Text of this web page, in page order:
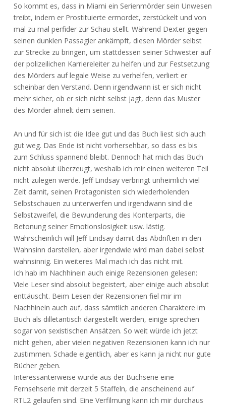
So kommt es, dass in Miami ein Serienmörder sein Unwesen
treibt, indem er Prostituierte ermordet, zerstückelt und von
mal zu mal perfider zur Schau stellt. Während Dexter gegen
seinen dunklen Passagier ankämpft, diesen Mörder selbst
zur Strecke zu bringen, um stattdessen seiner Schwester auf
der polizeilichen Karriereleiter zu helfen und zur Festsetzung
des Mörders auf legale Weise zu verhelfen, verliert er
scheinbar den Verstand. Denn irgendwann ist er sich nicht
mehr sicher, ob er sich nicht selbst jagt, denn das Muster
des Mörder ähnelt dem seinen.
An und für sich ist die Idee gut und das Buch liest sich auch
gut weg. Das Ende ist nicht vorhersehbar, so dass es bis
zum Schluss spannend bleibt. Dennoch hat mich das Buch
nicht absolut überzeugt, weshalb ich mir einen weiteren Teil
nicht zulegen werde. Jeff Lindsay verbringt unheimlich viel
Zeit damit, seinen Protagonisten sich wiederholenden
Selbstschauen zu unterwerfen und irgendwann sind die
Selbstzweifel, die Bewunderung des Konterparts, die
Betonung seiner Emotionslosigkeit usw. lästig.
Wahrscheinlich will Jeff Lindsay damit das Abdriften in den
Wahnsinn darstellen, aber irgendwie wird man dabei selbst
wahnsinnig. Ein weiteres Mal mach ich das nicht mit.
Ich hab im Nachhinein auch einige Rezensionen gelesen:
Viele Leser sind absolut begeistert, aber einige auch absolut
enttäuscht. Beim Lesen der Rezensionen fiel mir im
Nachhinein auch auf, dass sämtlich anderen Charaktere im
Buch als dilletantisch dargestellt werden, einige sprechen
sogar von sexistischen Ansätzen. So weit würde ich jetzt
nicht gehen, aber vielen negativen Rezensionen kann ich nur
zustimmen. Schade eigentlich, aber es kann ja nicht nur gute
Bücher geben.
Interessanterweise wurde aus der Buchserie eine
Fernsehserie mit derzeit 5 Staffeln, die anscheinend auf
RTL2 gelaufen sind. Eine Verfilmung kann ich mir durchaus